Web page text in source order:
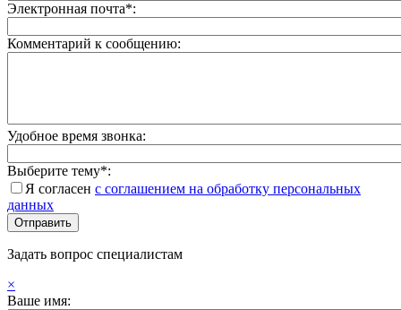
Электронная почта*:
Комментарий к сообщению:
Удобное время звонка:
Выберите тему*:
Я согласен с соглашением на обработку персональных
данных
Задать вопрос специалистам
×
Ваше имя: